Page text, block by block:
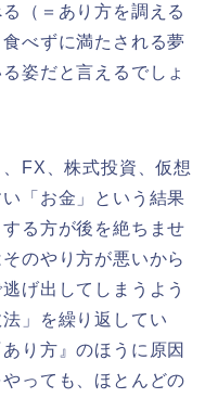
（＝あり方を調える
べずに満たされる夢
姿だと言えるでしょ
FX、株式投資、仮想
「お金」という結果
る方が後を絶ちませ
のやり方が悪いから
げ出してしまうよう
」を繰り返してい
り方』のほうに原因
っても、ほとんどの